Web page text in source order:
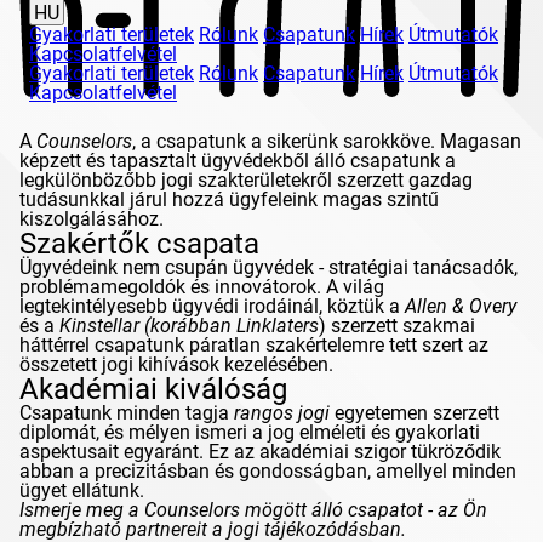
HU
Gyakorlati területek Rólunk Csapatunk Hírek Útmutatók
Kapcsolatfelvétel
Gyakorlati területek Rólunk Csapatunk Hírek Útmutatók
Kapcsolatfelvétel
A Counselors, a csapatunk a sikerünk sarokköve. Magasan
képzett és tapasztalt ügyvédekből álló csapatunk a
legkülönbözőbb jogi szakterületekről szerzett gazdag
tudásunkkal járul hozzá ügyfeleink magas szintű
kiszolgálásához.
Szakértők csapata
Ügyvédeink nem csupán ügyvédek - stratégiai tanácsadók,
problémamegoldók és innovátorok. A világ
legtekintélyesebb ügyvédi irodáinál, köztük aAllen & Overy
és a Kinstellar(korábban Linklaters) szerzett szakmai
háttérrel csapatunk páratlan szakértelemre tett szert az
összetett jogi kihívások kezelésében.
Akadémiai kiválóság
Csapatunk minden tagja rangos jogi egyetemen szerzett
diplomát, és mélyen ismeri a jog elméleti és gyakorlati
aspektusait egyaránt. Ez az akadémiai szigor tükröződik
abban a precizitásban és gondosságban, amellyel minden
ügyet ellátunk.
Ismerje meg a Counselors mögött álló csapatot - az Ön
megbízható partnereit a jogi tájékozódásban.